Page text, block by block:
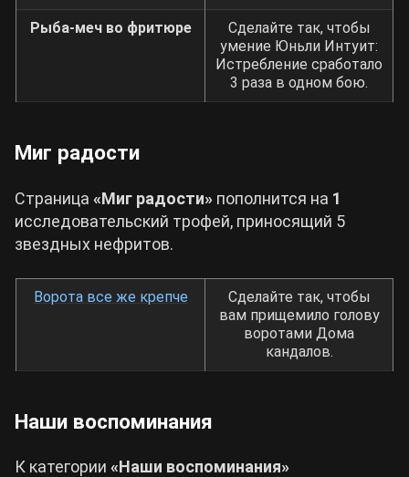
Рыба-меч во фритюре
Сделайте так, чтобы
умение Юньли Интуит:
Истребление сработало
3 раза в одном бою.
Миг радости
Страница «Миг радости» пополнится на 1
исследовательский трофей, приносящий 5
звездных нефритов.
Ворота все же крепче
Сделайте так, чтобы
вам прищемило голову
воротами Дома
кандалов.
Наши воспоминания
К категории «Наши воспоминания»